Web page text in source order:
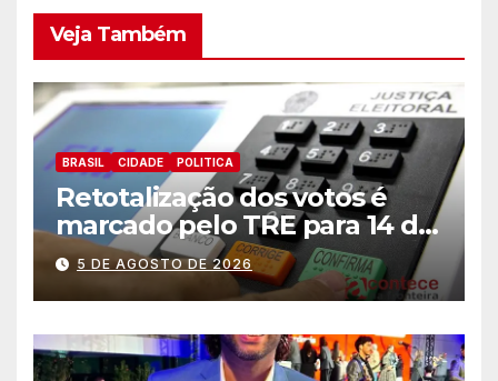
Veja Também
BRASIL CIDADE POLITICA
Retotalização dos votos é
marcado pelo TRE para 14 de
agosto
5 DE AGOSTO DE 2026